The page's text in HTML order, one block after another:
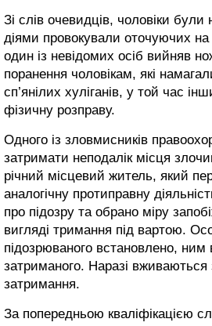
Зі слів очевидців, чоловіки були
діями провокували оточуючих на
один із невідомих осіб вийняв
поранення чоловікам, які
сп’янілих хуліганів, у той час
фізичну розправу.
Одного із зловмисників
затримати неподалік місця
річний місцевий житель, який
аналогічну протиправну
про підозру та обрано міру
вигляді тримання під вартою.
підозрюваного встановлено, ним
затриманого. Наразі
затримання.
За попередньою кваліфікацією